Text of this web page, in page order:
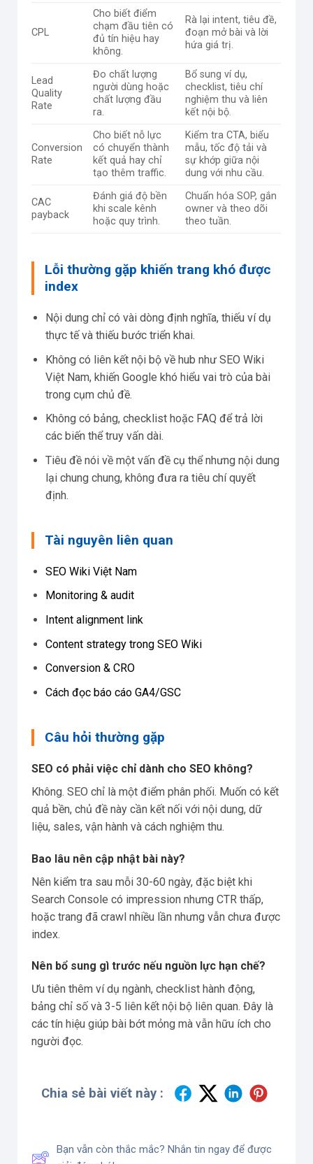
CPL
Cho biết điểm
chạm đầu tiên có
đủ tín hiệu hay
không.
Rà lại intent, tiêu đề,
đoạn mở bài và lời
hứa giá trị.
Lead
Quality
Rate
Đo chất lượng
người dùng hoặc
chất lượng đầu
ra.
Bổ sung ví dụ,
checklist, tiêu chí
nghiệm thu và liên
kết nội bộ.
Conversion
Rate
Cho biết nỗ lực
có chuyển thành
kết quả hay chỉ
tạo thêm traffic.
Kiểm tra CTA, biểu
mẫu, tốc độ tải và
sự khớp giữa nội
dung với nhu cầu.
CAC
payback
Đánh giá độ bền
khi scale kênh
hoặc quy trình.
Chuẩn hóa SOP, gắn
owner và theo dõi
theo tuần.
Lỗi thường gặp khiến trang khó được
index
Nội dung chỉ có vài dòng định nghĩa, thiếu ví dụ
thực tế và thiếu bước triển khai.
Không có liên kết nội bộ về hub như SEO Wiki
Việt Nam, khiến Google khó hiểu vai trò của bài
trong cụm chủ đề.
Không có bảng, checklist hoặc FAQ để trả lời
các biến thể truy vấn dài.
Tiêu đề nói về một vấn đề cụ thể nhưng nội dung
lại chung chung, không đưa ra tiêu chí quyết
định.
Tài nguyên liên quan
SEO Wiki Việt Nam
Monitoring & audit
Intent alignment link
Content strategy trong SEO Wiki
Conversion & CRO
Cách đọc báo cáo GA4/GSC
Câu hỏi thường gặp
SEO có phải việc chỉ dành cho SEO không?
Không. SEO chỉ là một điểm phân phối. Muốn có kết
quả bền, chủ đề này cần kết nối với nội dung, dữ
liệu, sales, vận hành và cách nghiệm thu.
Bao lâu nên cập nhật bài này?
Nên kiểm tra sau mỗi 30-60 ngày, đặc biệt khi
Search Console có impression nhưng CTR thấp,
hoặc trang đã crawl nhiều lần nhưng vẫn chưa được
index.
Nên bổ sung gì trước nếu nguồn lực hạn chế?
Ưu tiên thêm ví dụ ngành, checklist hành động,
bảng chỉ số và 3-5 liên kết nội bộ liên quan. Đây là
các tín hiệu giúp bài bớt mỏng mà vẫn hữu ích cho
người đọc.
Chia sẻ bài viết này :
Bạn vẫn còn thắc mắc? Nhắn tin ngay để được